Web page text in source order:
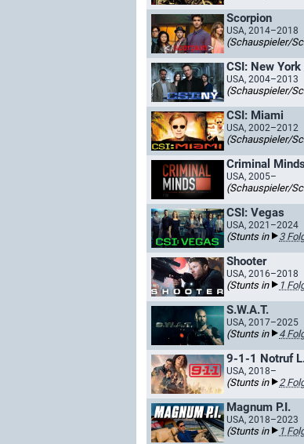
Scorpion
USA, 2014–2018
(Schauspieler/
CSI: New
USA, 2004–2013
(Schauspieler/
CSI: Miami
USA, 2002–2012
(Schauspieler/
Criminal
USA, 2005–
(Schauspieler/
CSI: Vegas
USA, 2021–2024
(Stunts in 3
Shooter
USA, 2016–2018
(Stunts in 1
S.W.A.T.
USA, 2017–2025
(Stunts in 4
9-1-1 Notruf
USA, 2018–
(Stunts in 2
Magnum P.I.
USA, 2018–2023
(Stunts in 1